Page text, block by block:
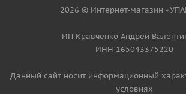
2026 © Интернет-магазин
ИП Кравченко Андрей
ИНН 165043375220
Данный сайт носит информационный
условиях